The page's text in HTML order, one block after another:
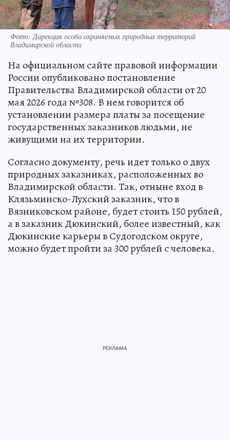
Фото: Дирекция особо охраняемых природных территорий
Владимирской области
На официальном сайте правовой информации
России опубликовано постановление
Правительства Владимирской области от 20
мая 2026 года №308. В нем говорится об
установлении размера платы за посещение
государственных заказников людьми, не
живущими на их территории.
Согласно документу, речь идет только о двух
природных заказниках, расположенных во
Владимирской области. Так, отныне вход в
Клязьминско-Лухский заказник, что в
Вязниковском районе, будет стоить 150 рублей,
а в заказник Дюкинский, более известный, как
Дюкинские карьеры в Судогодском округе,
можно будет пройти за 300 рублей с человека.